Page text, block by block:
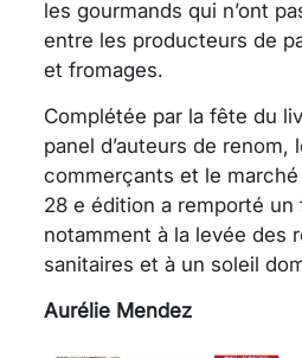
les gourmands qui n’ont
entre les producteurs de
et fromages.
Complétée par la fête du
panel d’auteurs de renom,
commerçants et le
28 e édition a remporté
notamment à la levée des
sanitaires et à un soleil
Aurélie Mendez